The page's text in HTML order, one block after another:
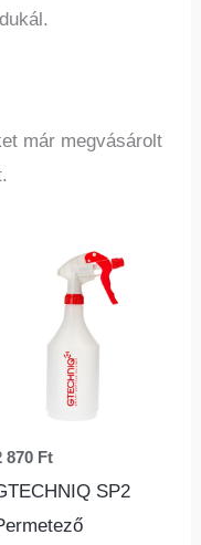
már megvásárolt
870 Ft
SP2